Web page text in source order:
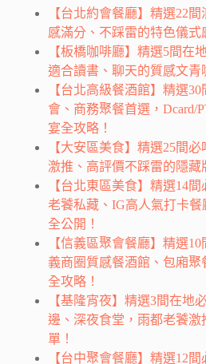
【台北約會餐廳】精選22
感滿分、不踩雷的特色儀式
【板橋咖啡廳】精選5間在
適合讀書、聊天的質感文青
【台北高級餐酒館】精選
會、商務聚餐首選，Dcard/
宴全攻略！
【大安區美食】精選25間
激推、高評價不踩雷的隱藏
【台北東區美食】精選14
老饕私藏、IG高人氣打卡
全公開！
【信義區聚會餐廳】精選
義商圈質感餐酒館、包廂聚
全攻略！
【基隆宵夜】精選3間在地
邊、深夜食堂，雨都老饕激
單！
【台中聚會餐廳】精選12